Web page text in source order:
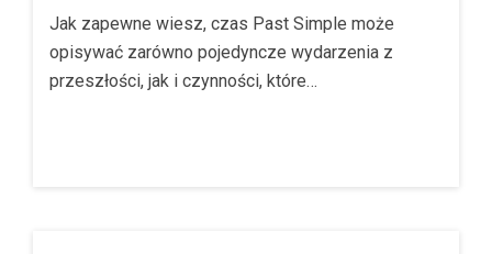
Jak zapewne wiesz, czas Past Simple może
opisywać zarówno pojedyncze wydarzenia z
przeszłości, jak i czynności, które…